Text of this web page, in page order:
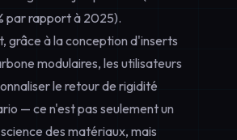
par rapport à 2025).
grâce à la conception d'inserts
modulaires, les utilisateurs
le retour de rigidité
— ce n'est pas seulement un
des matériaux, mais